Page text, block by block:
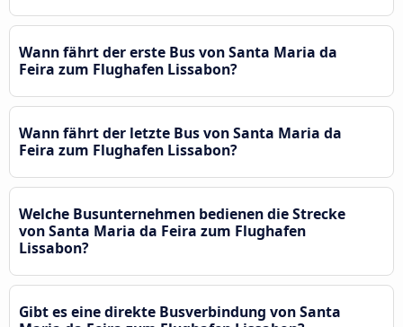
Wann fährt der erste Bus von Santa Maria da
Feira zum Flughafen Lissabon?
Wann fährt der letzte Bus von Santa Maria da
Feira zum Flughafen Lissabon?
Welche Busunternehmen bedienen die Strecke
von Santa Maria da Feira zum Flughafen
Lissabon?
Gibt es eine direkte Busverbindung von Santa